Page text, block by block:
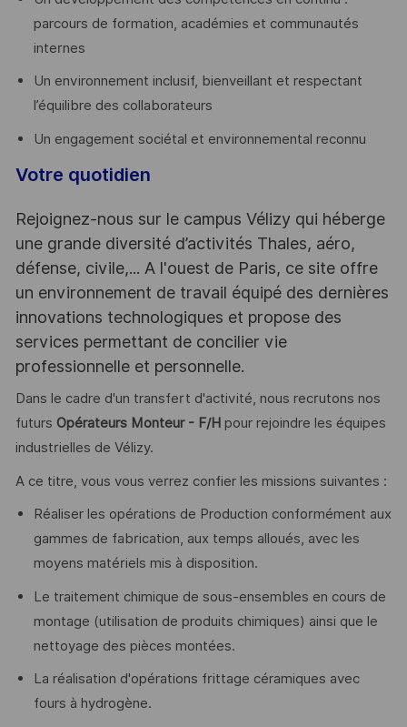
parcours de formation, académies et communautés
internes
Un environnement inclusif, bienveillant et respectant
l’équilibre des collaborateurs
Un engagement sociétal et environnemental reconnu
Votre quotidien
Rejoignez-nous sur le campus Vélizy qui héberge
une grande diversité d’activités Thales, aéro,
défense, civile,... A l'ouest de Paris, ce site offre
un environnement de travail équipé des dernières
innovations technologiques et propose des
services permettant de concilier vie
professionnelle et personnelle.
Dans le cadre d'un transfert d'activité, nous recrutons nos
futurs Opérateurs Monteur - F/H pour rejoindre les équipes
industrielles de Vélizy.
A ce titre, vous vous verrez confier les missions suivantes :
Réaliser les opérations de Production conformément aux
gammes de fabrication, aux temps alloués, avec les
moyens matériels mis à disposition.
Le traitement chimique de sous-ensembles en cours de
montage (utilisation de produits chimiques) ainsi que le
nettoyage des pièces montées.
La réalisation d'opérations frittage céramiques avec
fours à hydrogène.